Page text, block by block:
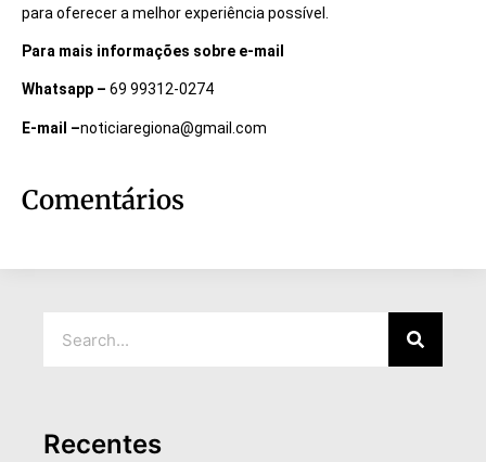
para oferecer a melhor experiência possível.
Para mais informações sobre e-mail
Whatsapp – 69 99312-0274
E-mail –noticiaregiona@gmail.com
Comentários
Recentes